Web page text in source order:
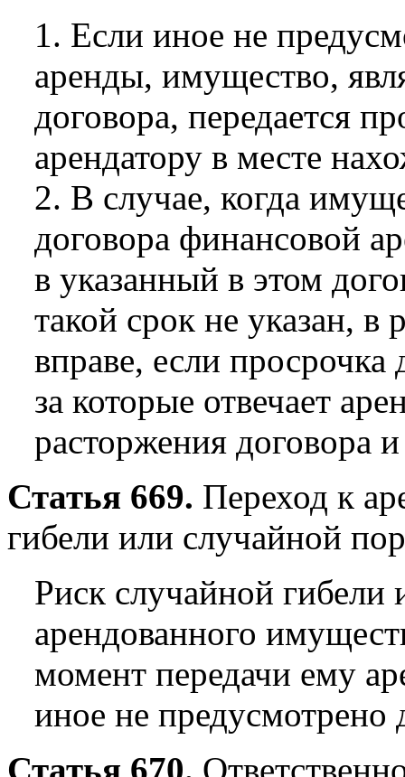
1. Если иное не
аренды, имущество,
договора, передается
арендатору в месте
2. В случае, когда
договора финансовой
в указанный в этом
такой срок не указан, в
вправе, если
за которые отвечает
расторжения договора
Статья 669. Переход к
гибели или случайной
Риск случайной гибели
арендованного
момент передачи ему
иное не
Статья 670.